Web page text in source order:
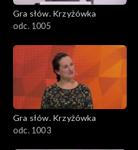
Gra słów. Krzyżówka
odc. 1005
Gra słów. Krzyżówka
odc. 1003